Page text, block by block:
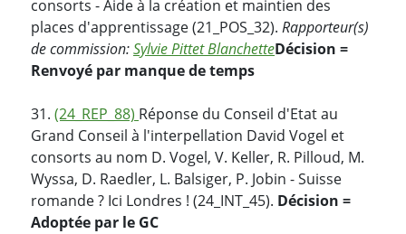
consorts - Aide à la création et maintien des
places d'apprentissage (21_POS_32). Rapporteur(s)
de commission:Sylvie Pittet BlanchetteDécision =
Renvoyé par manque de temps
31. (24_REP_88) Réponse du Conseil d'Etat au
Grand Conseil à l'interpellation David Vogel et
consorts au nom D. Vogel, V. Keller, R. Pilloud, M.
Wyssa, D. Raedler, L. Balsiger, P. Jobin - Suisse
romande ? Ici Londres ! (24_INT_45). Décision =
Adoptée par le GC